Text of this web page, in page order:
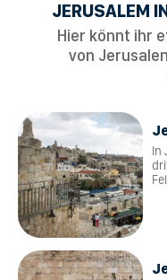
JERUSALEM
Hier könnt ihr
von
In